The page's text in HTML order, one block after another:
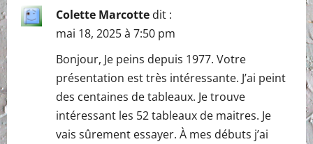
Colette Marcotte dit :
mai 18, 2025 à 7:50 pm
Bonjour, Je peins depuis 1977. Votre
présentation est très intéressante. J’ai peint
des centaines de tableaux. Je trouve
intéressant les 52 tableaux de maitres. Je
vais sûrement essayer. À mes débuts j’ai